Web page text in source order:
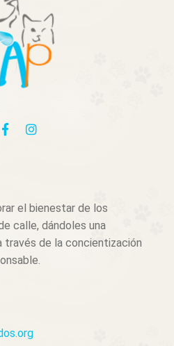
el bienestar de los
calle, dándoles una
través de la concientización